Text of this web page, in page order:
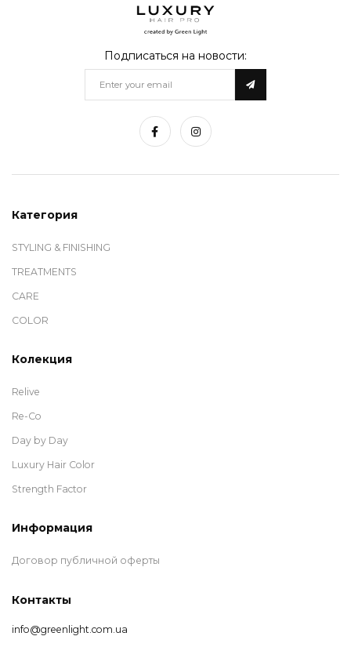
@green_light_ukraine
Подписаться на новости:
Категория
STYLING & FINISHING
TREATMENTS
CARE
COLOR
Колекция
Relive
Re-Co
Day by Day
Luxury Hair Color
Strength Factor
Информация
Договор публичной оферты
Контакты
info@greenlight.com.ua